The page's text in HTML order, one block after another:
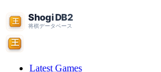
Latest Games